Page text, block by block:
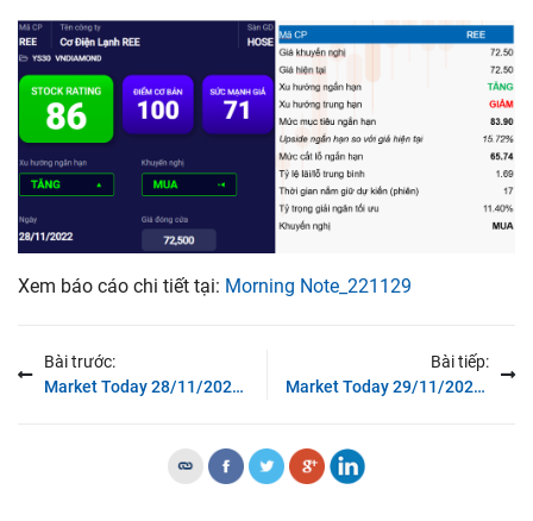
Xem báo cáo chi tiết tại: Morning Note_221129
Bài trước:
Market Today 28/11/2022: Chỉ số VN-Index lấy lại ngưỡng 1,000 điểm
Bài tiếp:
Market Today 29/11/2022: Đà tăng tiếp tục được củng cố